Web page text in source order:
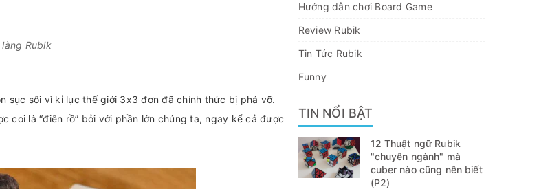
Rubik
sục sôi vì kỉ lục thế giới 3x3 đơn đã chính thức bị phá vỡ.
coi là “điên rồ” bởi với phần lớn chúng ta, ngay kể cả được
Hướng dẫn chơi Board Game
Review Rubik
Tin Tức Rubik
Funny
TIN NỔI BẬT
12 Thuật ngữ Rubik
"chuyên ngành" mà
cuber nào cũng nên biết
(P2)